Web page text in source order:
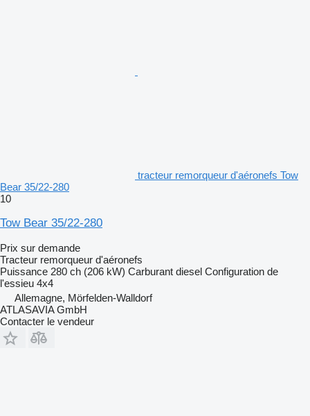
tracteur remorqueur d'aéronefs Tow
Bear 35/22-280
10
Tow Bear 35/22-280
Prix sur demande
Tracteur remorqueur d'aéronefs
Puissance 280 ch (206 kW) Carburant diesel Configuration de
l'essieu 4x4
Allemagne, Mörfelden-Walldorf
ATLASAVIA GmbH
Contacter le vendeur